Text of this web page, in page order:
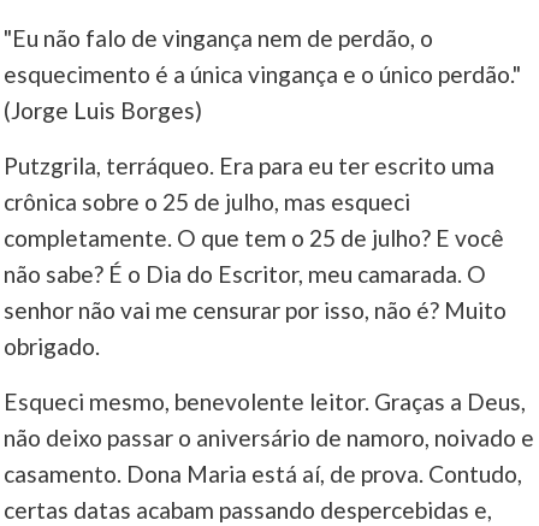
"Eu não falo de vingança nem de perdão, o
esquecimento é a única vingança e o único perdão."
(Jorge Luis Borges)
Putzgrila, terráqueo. Era para eu ter escrito uma
crônica sobre o 25 de julho, mas esqueci
completamente. O que tem o 25 de julho? E você
não sabe? É o Dia do Escritor, meu camarada. O
senhor não vai me censurar por isso, não é? Muito
obrigado.
Esqueci mesmo, benevolente leitor. Graças a Deus,
não deixo passar o aniversário de namoro, noivado e
casamento. Dona Maria está aí, de prova. Contudo,
certas datas acabam passando despercebidas e,